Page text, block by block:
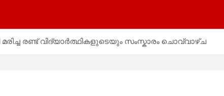
രണ്ട് വിദ്യാർത്ഥികളുടെയും സംസ്കാരം ചൊവ്വാഴ്ച